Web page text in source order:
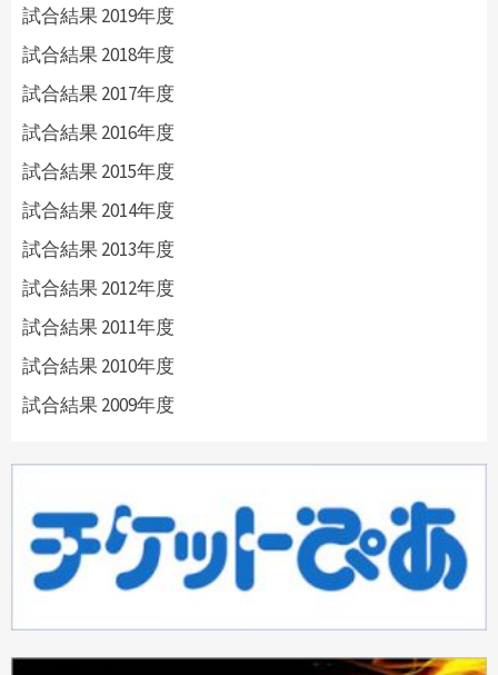
試合結果 2019年度
試合結果 2018年度
試合結果 2017年度
試合結果 2016年度
試合結果 2015年度
試合結果 2014年度
試合結果 2013年度
試合結果 2012年度
試合結果 2011年度
試合結果 2010年度
試合結果 2009年度